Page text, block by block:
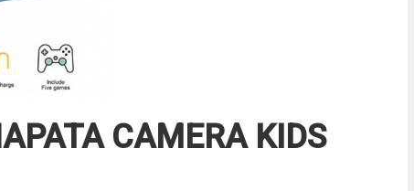
CAMERA KIDS